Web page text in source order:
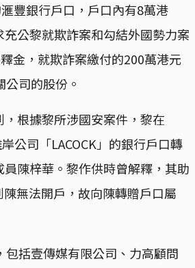
滙豐銀行戶口，戶口內有8萬港
公黎就欺詐案和勾結外國勢力案
金，就欺詐案繳付的200萬港元
司的股份。
，根據黎所涉國安案件，黎在
公司「LACOCK」的銀行戶口轉
陳梓華。黎作供時曾解釋，其助
無法開戶，故向陳轉贈戶口屬
包括壹傳媒有限公司、力高顧問